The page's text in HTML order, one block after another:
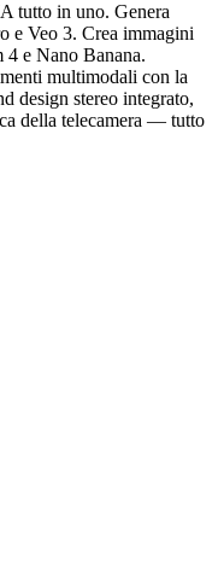
tutto in uno. Genera
e Veo 3. Crea immagini
e Nano Banana.
multimodali con la
design stereo integrato,
della telecamera — tutto